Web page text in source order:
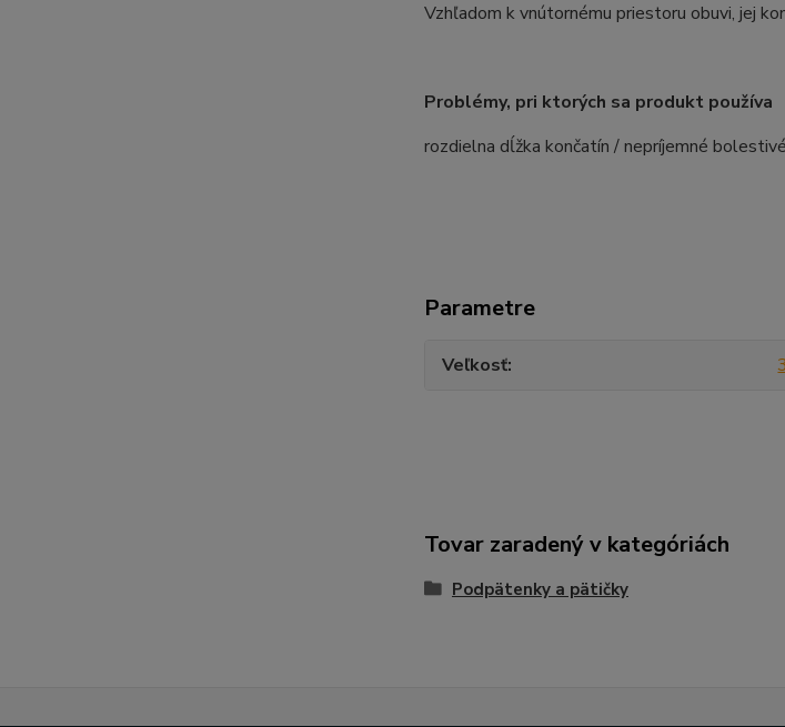
Vzhľadom k vnútornému priestoru obuvi, jej
Problémy, pri ktorých sa produkt používa
rozdielna dĺžka končatín / nepríjemné
Parametre
Veľkosť
Tovar zaradený v kategóriách
Podpätenky a pätičky